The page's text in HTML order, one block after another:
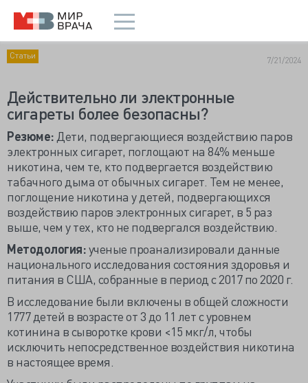
Статьи 7/21/2024
Действительно ли электронные
сигареты более безопасны?
Резюме: Дети, подвергающиеся воздействию паров
электронных сигарет, поглощают на 84% меньше
никотина, чем те, кто подвергается воздействию
табачного дыма от обычных сигарет. Тем не менее,
поглощение никотина у детей, подвергающихся
воздействию паров электронных сигарет, в 5 раз
выше, чем у тех, кто не подвергался воздействию.
Методология:ученые проанализировали данные
национального исследования состояния здоровья и
питания в США, собранные в период с 2017 по 2020 г.
В исследование были включены в общей сложности
1777 детей в возрасте от 3 до 11 лет с уровнем
котинина в сыворотке крови <15 мкг/л, чтобы
исключить непосредственное воздействия никотина
в настоящее время.